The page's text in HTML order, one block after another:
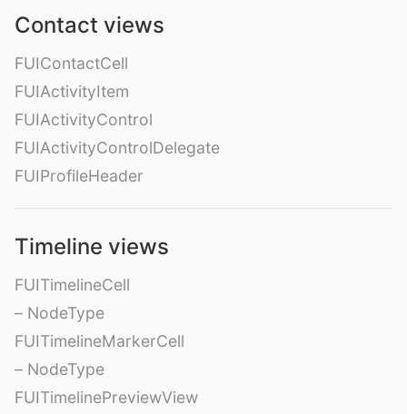
Contact views
FUIContactCell
FUIActivityItem
FUIActivityControl
FUIActivityControlDelegate
FUIProfileHeader
Timeline views
FUITimelineCell
– NodeType
FUITimelineMarkerCell
– NodeType
FUITimelinePreviewView